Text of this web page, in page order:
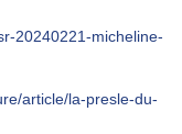
20240221-micheline-
article/la-presle-du-